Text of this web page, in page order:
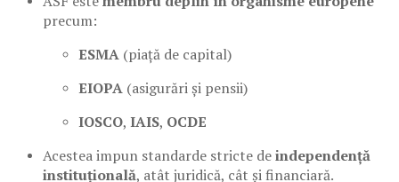
precum:
ESMA (piață de capital)
EIOPA (asigurări și pensii)
IOSCO, IAIS, OCDE
Acestea impun standarde stricte deindependență
instituțională, atât juridică, cât și financiară.